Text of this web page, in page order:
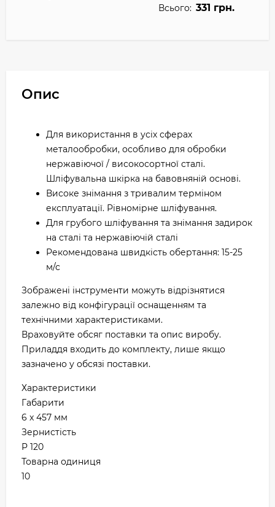
Всього: 331 грн.
Опис
Для використання в усіх сферах
металообробки, особливо для обробки
нержавіючої / високосортної сталі.
Шліфувальна шкірка на бавовняній основі.
Високе знімання з тривалим терміном
експлуатації. Рівномірне шліфування.
Для грубого шліфування та знімання задирок
на сталі та нержавіючій сталі
Рекомендована швидкість обертання: 15-25
м/с
Зображені інструменти можуть відрізнятися
залежно від конфігурації оснащенням та
технічними характеристиками.
Враховуйте обсяг поставки та опис виробу.
Приладдя входить до комплекту, лише якщо
зазначено у обсязі поставки.
Характеристики
Габарити
6 x 457 мм
Зернистість
P 120
Товарна одиниця
10